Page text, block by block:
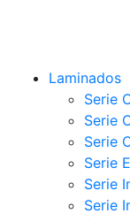
Laminados
Serie
Serie
Serie
Serie
Serie
Serie